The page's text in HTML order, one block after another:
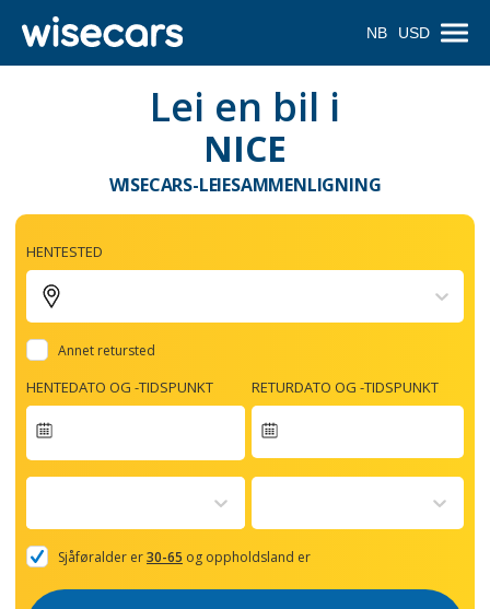
NB USD
Lei en bil i
NICE
WISECARS-LEIESAMMENLIGNING
HENTESTED
Annet retursted
HENTEDATO OG -TIDSPUNKT
forward
with
the
and
RETURDATO OG -TIDSPUNKT
Sjåføralder er30-65 og oppholdsland er